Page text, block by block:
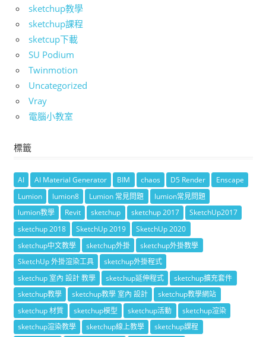
sketchup教學
sketchup課程
sketcup下載
SU Podium
Twinmotion
Uncategorized
Vray
電腦小教室
標籤
AI AI Material Generator BIM chaos D5 Render
Enscape
Lumion
lumion8 Lumion 常見問題
lumion常見問題
lumion教學
Revit sketchup sketchup 2017
SketchUp2017
sketchup 2018
SketchUp 2019
SketchUp 2020
sketchup中文教學
sketchup外掛
sketchup外掛教學
SketchUp 外掛渲染工具
sketchup外掛程式
sketchup 室內 設計 教學
sketchup延伸程式
sketchup擴充套件
sketchup教學
sketchup教學 室內 設計
sketchup教學網站
sketchup 材質
sketchup模型 sketchup活動
sketchup渲染
sketchup渲染教學
sketchup線上教學 sketchup課程